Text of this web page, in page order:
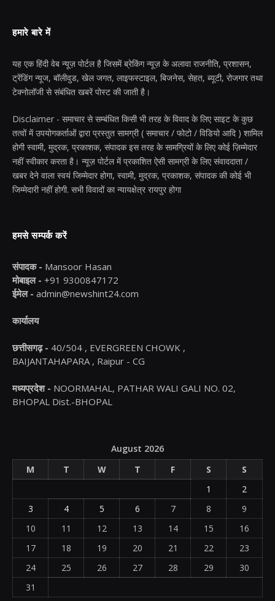
हमारे बारे में
यह एक हिंदी वेब न्यूज़ पोर्टल है जिसमें ब्रेकिंग न्यूज़ के अलावा राजनीति, प्रशासन,
ट्रेंडिंग न्यूज, बॉलीवुड, खेल जगत, लाइफस्टाइल, बिजनेस, सेहत, ब्यूटी, रोजगार तथा
टेक्नोलॉजी से संबंधित खबरें पोस्ट की जाती है।
Disclaimer - समाचार से सम्बंधित किसी भी तरह के विवाद के लिए साइट के कुछ
तत्वों में उपयोगकर्ताओं द्वारा प्रस्तुत सामग्री ( समाचार / फोटो / विडियो आदि ) शामिल
होगी स्वामी, मुद्रक, प्रकाशक, संपादक इस तरह के सामग्रियों के लिए कोई ज़िम्मेदार
नहीं स्वीकार करता है। न्यूज़ पोर्टल में प्रकाशित ऐसी सामग्री के लिए संवाददाता /
खबर देने वाला स्वयं जिम्मेदार होगा, स्वामी, मुद्रक, प्रकाशक, संपादक की कोई भी
जिम्मेदारी नहीं होगी. सभी विवादों का न्यायक्षेत्र रायपुर होगा
हमसे सम्पर्क करें
संपादक - Mansoor Hasan
मोबाइल - +91 9300847172
ईमेल - admin@newshint24.com
कार्यालय
छत्तीसगढ़ - 40/504 , EVERGREEN CHOWK ,
BAIJANTAHAPARA , Raipur - CG
मध्यप्रदेश - NOORMAHAL, PATHAR WALI GALI NO. 02,
BHOPAL Dist.-BHOPAL
August 2026
M
T W T F S
S
1
2
3
4 5 6 7 8
9
10
11 12 13 14 15
16
17
18 19 20 21 22
23
24
25 26 27 28 29
30
31